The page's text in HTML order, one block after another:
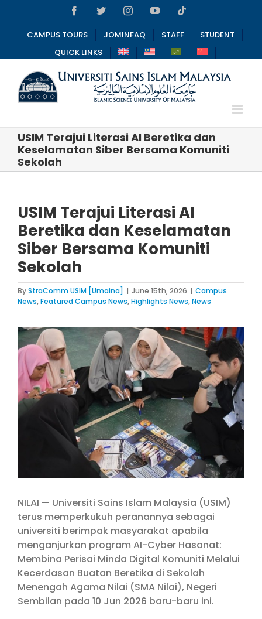
to
content
FacebookTwitterInstagramYouTube
CAMPUS TOURS JOMINFAQ STAFF
STUDENT
QUICK LINKS
USIM Terajui Literasi AI Beretika dan
Keselamatan Siber Bersama Komuniti
Sekolah
USIM Terajui Literasi AI
Beretika dan Keselamatan
Siber Bersama Komuniti
Sekolah
ByStraComm USIM [Umaina] | June 15th, 2026 | Campus
News,Featured Campus News,Highlights News,News
View
Larger
Image
NILAI — Universiti Sains Islam Malaysia (USIM)
terus memperkukuh peranannya sebagai
universiti berimpak masyarakat apabila
menganjurkan program AI-Cyber Hasanat:
Membina Perisai Minda Digital Komuniti Melalui
Kecerdasan Buatan Beretika di Sekolah
Menengah Agama Nilai (SMA Nilai), Negeri
Sembilan pada 10 Jun 2026 baru-baru ini.